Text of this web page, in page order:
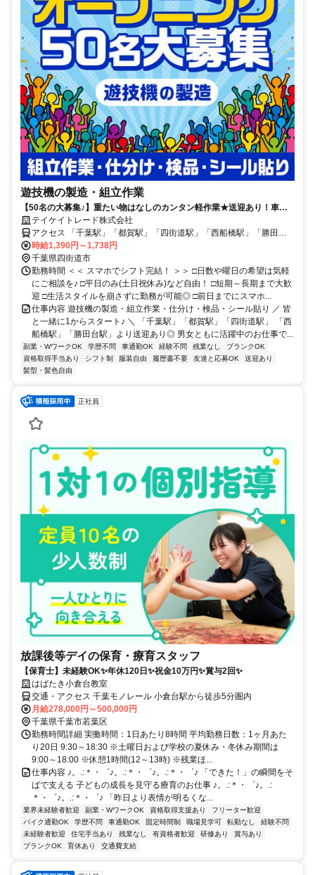
遊技機の製造・組立作業
【50名の大募集♪】重たい物はなしのカンタン軽作業★送迎あり！車通
勤OK！
テイケイトレード株式会社
アクセス 「千葉駅」「都賀駅」「四街道駅」「西船橋駅」「勝田台
駅」より送迎あり＜WEB登録会実施中！＞
時給1,390円～1,738円
千葉県四街道市
勤務時間 ＜＜ スマホでシフト完結！ ＞＞ □日数や曜日の希望は気軽
にご相談を♪ □平日のみ(土日祝休み)など自由！ □短期～長期まで大歓
迎 □生活スタイルを崩さずに勤務が可能◎ □前日までにスマホ...
仕事内容 遊技機の製造・組立作業・仕分け・検品・シール貼り ／ 皆
と一緒に1からスタート♪ ＼ 「千葉駅」「都賀駅」「四街道駅」 「西
船橋駅」「勝田台駅」より送迎あり◎ 男女ともに活躍中のお仕事で...
副業・WワークOK 学歴不問 車通勤OK 経験不問 残業なし
ブランクOK
資格取得手当あり
シフト制 服装自由 履歴書不要 友達と応募OK
送迎あり
髪型・髪色自由
正社員
放課後等デイの保育・療育スタッフ
【保育士】未経験OK✨年休120日✨祝金10万円✨賞与2回✨
はばたき小倉台教室
交通・アクセス 千葉モノレール 小倉台駅から徒歩5分圏内
月給278,000円～500,000円
千葉県千葉市若葉区
勤務時間詳細 実働時間：1日あたり8時間 平均勤務日数：1ヶ月あた
り20日 9:30～18:30 ※土曜日および学校の夏休み・冬休み期間は
9:00～18:00 ※休憩1時間(12～13時) ※残業ほ...
仕事内容 ♪。.:＊・゜♪。.:＊・゜♪。.:＊・゜♪ 「できた！」の瞬間をそ
ばで支える 子どもの成長を見守る療育のお仕事 ♪。.:＊・゜♪。.:
＊・゜♪。.:＊・゜♪ 「昨日より表情が明るくな...
業界未経験者歓迎 副業・WワークOK 資格取得支援あり
フリーター歓迎
バイク通勤OK
学歴不問 車通勤OK 固定時間制 職場見学可 転勤なし
経験不問
未経験者歓迎
住宅手当あり 残業なし 有資格者歓迎 研修あり
賞与あり
ブランクOK
育休あり 交通費支給